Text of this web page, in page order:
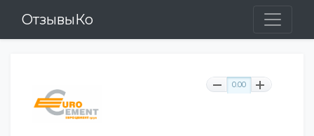
ОтзывыКо
0.00